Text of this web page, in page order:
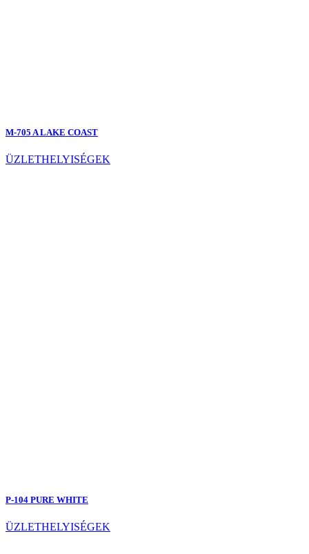
M-705 A LAKE COAST
ÜZLETHELYISÉGEK
P-104 PURE WHITE
ÜZLETHELYISÉGEK